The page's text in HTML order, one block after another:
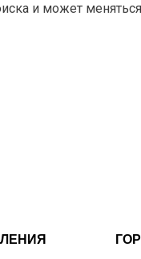
и может